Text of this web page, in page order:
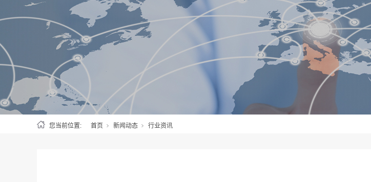
您当前位置: 首页 新闻动态 行业资讯